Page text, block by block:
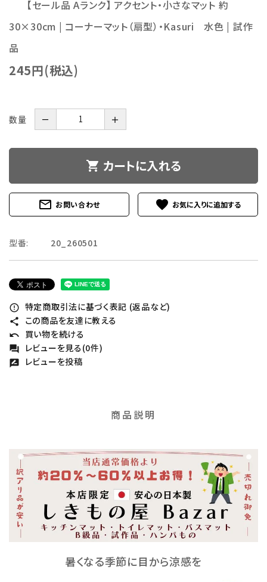
【セール品 Aランク】 アクセント・小さなマット 約
30×30cm | コーナーマット（扇型）・Kasuri 水色 | 試作
品
245円(税込)
数量 － ＋
shopping_cart カートに入れる
mail_outline お問い合わせ favorite
型番: 20_260501
error_outline 特定商取引法に基づく表記 (返品など)
share この商品を友達に教える
undo 買い物を続ける
forum レビューを見る(0件)
rate_review レビューを投稿
商品説明
暑くなる季節に目から涼感を